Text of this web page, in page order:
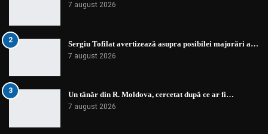
7 august 2026
2 Sergiu Tofilat avertizează asupra posibilei majorări a…
7 august 2026
3 Un tânăr din R. Moldova, cercetat după ce ar fi…
7 august 2026